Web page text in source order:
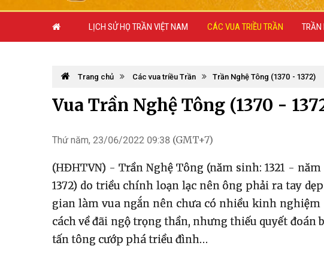
LỊCH SỬ HỌ TRẦN VIỆT NAM CÁC VUA TRIỀU TRẦN TRẦN
Trang chủ Các vua triều Trần Trần Nghệ Tông (1370 - 1372)
Vua Trần Nghệ Tông (1370 -
Thứ năm, 23/06/2022 09:38 (GMT+7)
(HĐHTVN) - Trần Nghệ Tông (năm sinh: 1321 -
1372) do triều chính loạn lạc nên ông phải ra tay
gian làm vua ngắn nên chưa có nhiều kinh nghiệm
cách về đãi ngộ trọng thần, nhưng thiếu quyết đoán
tấn tông cướp phá triều đình…